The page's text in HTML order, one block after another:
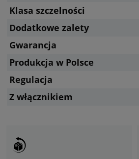
Klasa szczelności
Dodatkowe zalety
Gwarancja
Produkcja w Polsce
Regulacja
Z włącznikiem